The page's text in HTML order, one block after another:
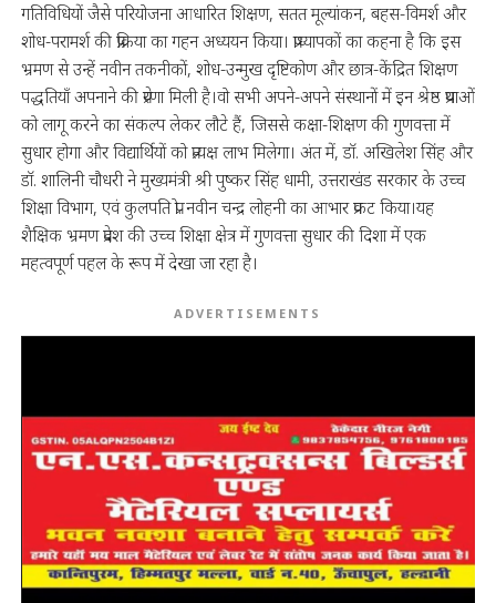
गतिविधियों जैसे परियोजना आधारित शिक्षण, सतत मूल्यांकन, बहस-विमर्श और
शोध-परामर्श की प्रक्रिया का गहन अध्ययन किया। प्राध्यापकों का कहना है कि इस
भ्रमण से उन्हें नवीन तकनीकों, शोध-उन्मुख दृष्टिकोण और छात्र-केंद्रित शिक्षण
पद्धतियाँ अपनाने की प्रेरणा मिली है।वो सभी अपने-अपने संस्थानों में इन श्रेष्ठ प्रथाओं
को लागू करने का संकल्प लेकर लौटे हैं, जिससे कक्षा-शिक्षण की गुणवत्ता में
सुधार होगा और विद्यार्थियों को प्रत्यक्ष लाभ मिलेगा। अंत में, डॉ. अखिलेश सिंह और
डॉ. शालिनी चौधरी ने मुख्यमंत्री श्री पुष्कर सिंह धामी, उत्तराखंड सरकार के उच्च
शिक्षा विभाग, एवं कुलपति प्रो. नवीन चन्द्र लोहनी का आभार प्रकट किया।यह
शैक्षिक भ्रमण प्रदेश की उच्च शिक्षा क्षेत्र में गुणवत्ता सुधार की दिशा में एक
महत्वपूर्ण पहल के रूप में देखा जा रहा है।
ADVERTISEMENTS